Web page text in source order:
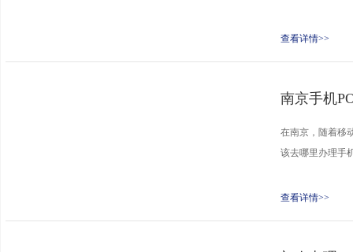
查看详情>>
南京手机
在南京，随着移
该去哪里办理手
查看详情>>